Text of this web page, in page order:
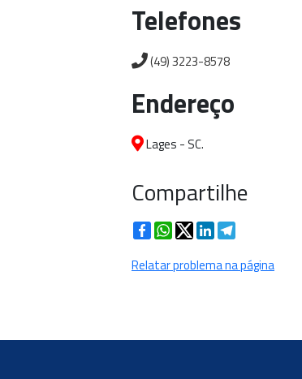
Telefones
(49) 3223-8578
Endereço
Lages - SC.
Compartilhe
FacebookWhatsApp
TwitterLinkedIn
Relatar problema na página